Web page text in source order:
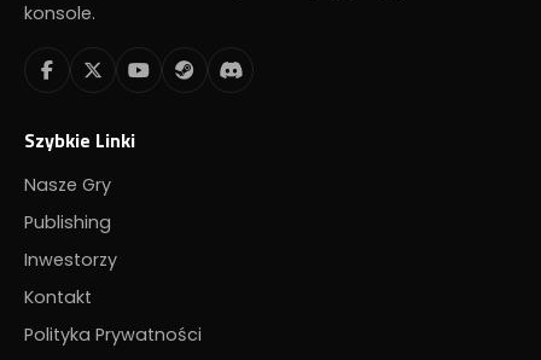
konsole.
Szybkie Linki
Nasze Gry
Publishing
Inwestorzy
Kontakt
Polityka Prywatności